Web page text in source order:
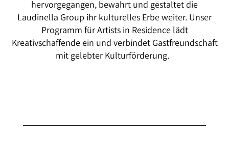
hervorgegangen, bewahrt und gestaltet die
Laudinella Group ihr kulturelles Erbe weiter. Unser
Programm für Artists in Residence lädt
Kreativschaffende ein und verbindet Gastfreundschaft
mit gelebter Kulturförderung.